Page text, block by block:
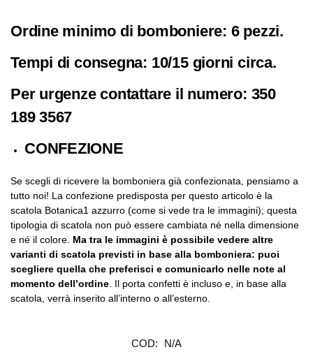
Ordine minimo di bomboniere: 6 pezzi.
Tempi di consegna: 10/15 giorni circa.
Per urgenze contattare il numero: 350
189 3567
CONFEZIONE
Se scegli di ricevere la bomboniera già confezionata, pensiamo a
tutto noi! La confezione predisposta per questo articolo è la
scatola Botanica1 azzurro (come si vede tra le immagini); questa
tipologia di scatola non può essere cambiata né nella dimensione
e né il colore. Ma tra le immagini è possibile vedere altre
varianti di scatola previsti in base alla bomboniera: puoi
scegliere quella che preferisci e comunicarlo nelle note al
momento dell’ordine . Il porta confetti è incluso e, in base alla
scatola, verrà inserito all’interno o all’esterno.
COD:
N/A